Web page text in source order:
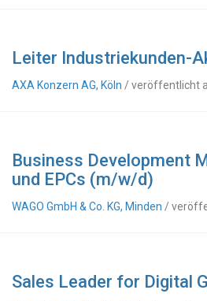
Leiter Industriekunden-
AXA Konzern AG, Köln / veröffentlicht
Business Development
und EPCs (m/w/d)
WAGO GmbH & Co. KG, Minden /
Sales Leader for Digital